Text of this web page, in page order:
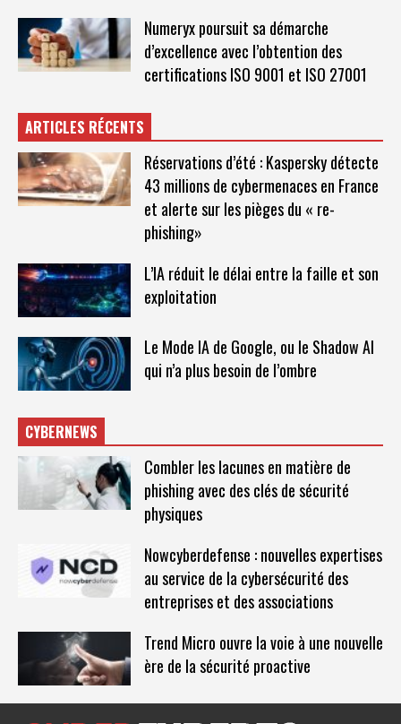
Numeryx poursuit sa démarche
d’excellence avec l’obtention des
certifications ISO 9001 et ISO 27001
ARTICLES RÉCENTS
Réservations d’été : Kaspersky détecte
43 millions de cybermenaces en France
et alerte sur les pièges du « re-
phishing»
L’IA réduit le délai entre la faille et son
exploitation
Le Mode IA de Google, ou le Shadow AI
qui n’a plus besoin de l’ombre
CYBERNEWS
Combler les lacunes en matière de
phishing avec des clés de sécurité
physiques
Nowcyberdefense : nouvelles expertises
au service de la cybersécurité des
entreprises et des associations
Trend Micro ouvre la voie à une nouvelle
ère de la sécurité proactive